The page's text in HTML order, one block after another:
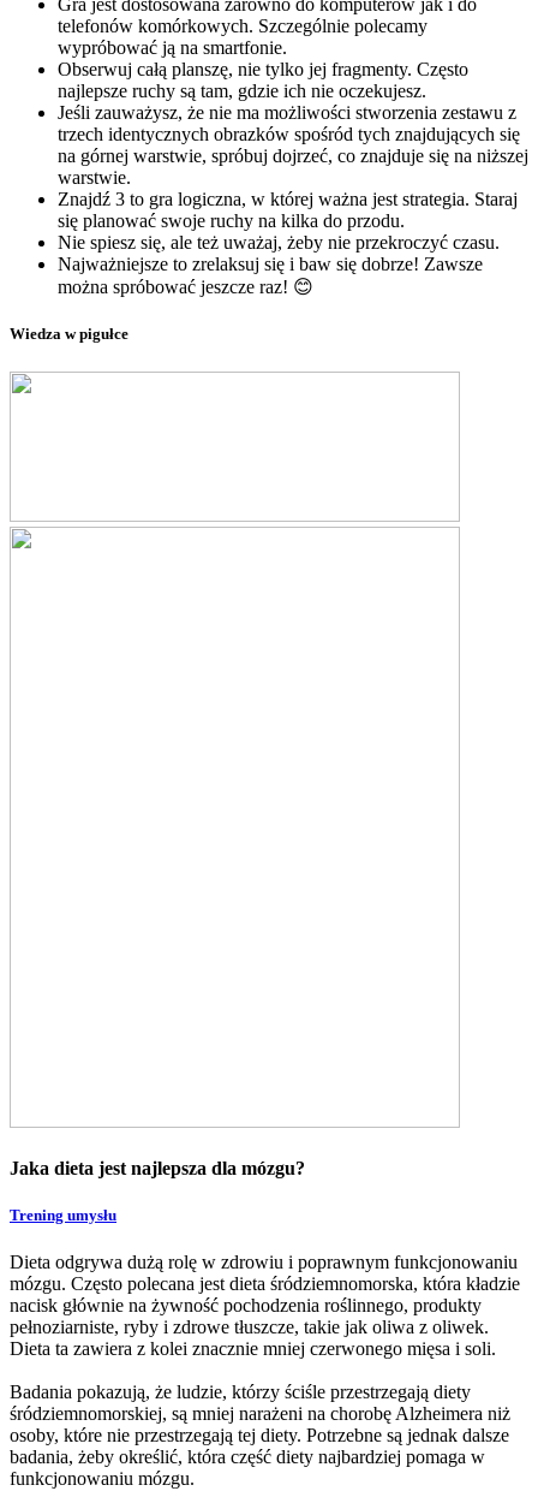
Gra jest dostosowana zarówno do komputerów jak i do
telefonów komórkowych. Szczególnie polecamy
wypróbować ją na smartfonie.
Obserwuj całą planszę, nie tylko jej fragmenty. Często
najlepsze ruchy są tam, gdzie ich nie oczekujesz.
Jeśli zauważysz, że nie ma możliwości stworzenia zestawu z
trzech identycznych obrazków spośród tych znajdujących się
na górnej warstwie, spróbuj dojrzeć, co znajduje się na niższej
warstwie.
Znajdź 3 to gra logiczna, w której ważna jest strategia. Staraj
się planować swoje ruchy na kilka do przodu.
Nie spiesz się, ale też uważaj, żeby nie przekroczyć czasu.
Najważniejsze to zrelaksuj się i baw się dobrze! Zawsze
można spróbować jeszcze raz! 😊
Wiedza w pigułce
Jaka dieta jest najlepsza dla mózgu?
Trening umysłu
Dieta odgrywa dużą rolę w zdrowiu i poprawnym funkcjonowaniu
mózgu. Często polecana jest dieta śródziemnomorska, która kładzie
nacisk głównie na żywność pochodzenia roślinnego, produkty
pełnoziarniste, ryby i zdrowe tłuszcze, takie jak oliwa z oliwek.
Dieta ta zawiera z kolei znacznie mniej czerwonego mięsa i soli.
Badania pokazują, że ludzie, którzy ściśle przestrzegają diety
śródziemnomorskiej, są mniej narażeni na chorobę Alzheimera niż
osoby, które nie przestrzegają tej diety. Potrzebne są jednak dalsze
badania, żeby określić, która część diety najbardziej pomaga w
funkcjonowaniu mózgu.